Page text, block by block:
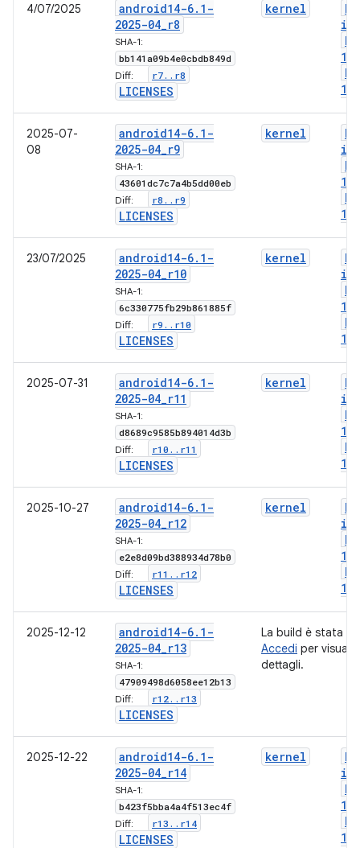
4/07/2025 android14-6. 1-
2025-04_r8
SHA-1:
bb141a09b4e0cbdb849d
Diff: r7. . r8
LICENSES
kernel
1-
1-
2025-07-
08
android14-6. 1-
2025-04_r9
SHA-1:
43601dc7c7a4b5dd00eb
Diff: r8 . . r9
LICENSES
kernel
1-
1-
23/07/2025 android14-6. 1-
2025-04_r10
SHA-1:
6c330775fb29b861885f
Diff: r9 . . r10
LICENSES
kernel
1-
1-
2025-07-31 android14-6. 1-
2025-04_r11
SHA-1:
d8689c9585b894014d3b
Diff: r10 . . r11
LICENSES
kernel
1-
1-
2025-10-27 android14-6. 1-
2025-04_r12
SHA-1:
e2e8d09bd388934d78b0
Diff: r11 . . r12
LICENSES
kernel
1-
1-
2025-12-12 android14-6. 1-
2025-04_r13
SHA-1:
47909498d6058ee12b13
Diff: r12. . r13
LICENSES
La build è stata
Accedi per
dettagli.
2025-12-22 android14-6. 1-
2025-04_r14
SHA-1:
b423f5bba4a4f513ec4f
Diff: r13 . . r14
LICENSES
kernel
1-
1-